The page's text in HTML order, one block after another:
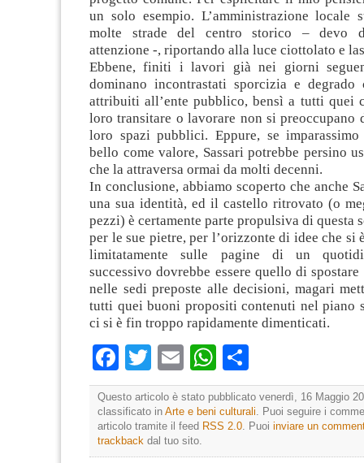
un solo esempio. L’amministrazione locale
molte strade del centro storico – devo
attenzione -, riportando alla luce ciottolato e
Ebbene, finiti i lavori già nei giorni
dominano incontrastati sporcizia e degrado
attribuiti all’ente pubblico, bensì a tutti quei
loro transitare o lavorare non si
loro spazi pubblici. Eppure, se
bello come valore, Sassari potrebbe persino
che la attraversa ormai da molti decenni.
In conclusione, abbiamo scoperto che anche
una sua identità, ed il castello ritrovato (o
pezzi) è certamente parte propulsiva di questa
per le sue pietre, per l’orizzonte di idee che si
limitatamente sulle pagine di un
successivo dovrebbe essere quello di
nelle sedi preposte alle decisioni, magari
tutti quei buoni propositi contenuti nel piano
ci si è fin troppo rapidamente dimenticati.
Facebook
TwitterEmailWhatsApp
Questo articolo è stato pubblicato venerdì, 16 Maggio
classificato in Arte e beni culturali . Puoi seguire i
articolo tramite il feed RSS 2.0 . Puoi inviare un
trackback dal tuo sito.